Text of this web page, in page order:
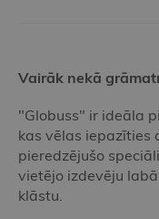
Vairāk nekā
"Globuss" ir ideāla
kas vēlas iepazīties
pieredzējušo
vietējo izdevēju
klāstu.